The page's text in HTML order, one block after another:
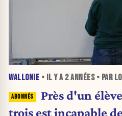
WALLONIE • IL Y A 2 ANNÉES• PAR
Près d'un
trois est incapable